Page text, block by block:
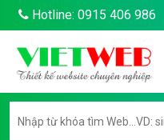
Hotline: 0915 406 986